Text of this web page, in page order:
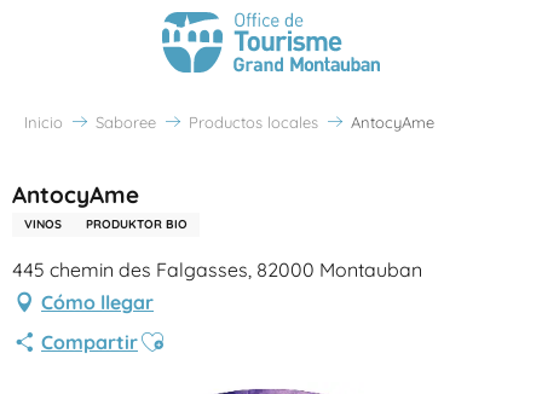
Inicio Saboree Productos locales AntocyAme
AntocyAme
VINOS PRODUKTOR BIO
445 chemin des Falgasses, 82000 Montauban
Cómo llegar
CompartirAjouter aux favoris